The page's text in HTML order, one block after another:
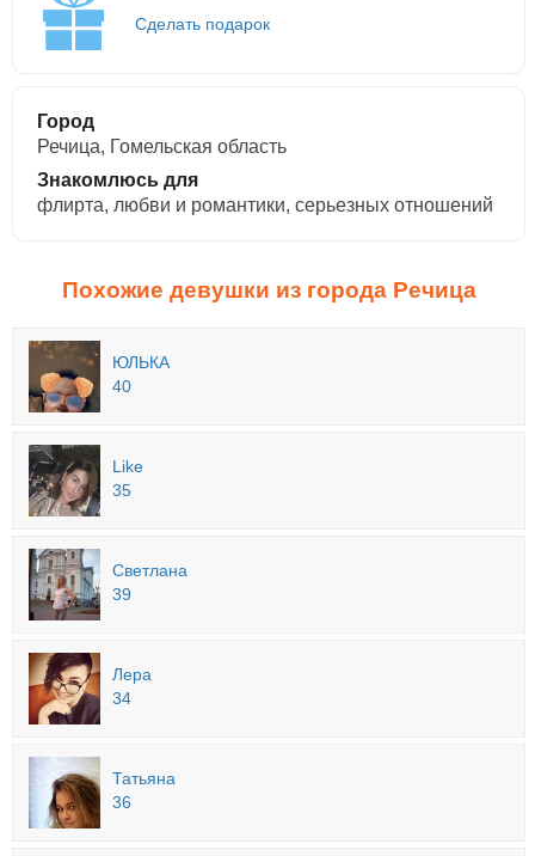
Сделать подарок
Город
Речица, Гомельская область
Знакомлюсь для
флирта, любви и романтики, cерьезных отношений
Похожие девушки из города Речица
ЮЛЬКА
40
Like
35
Светлана
39
Лера
34
Татьяна
36